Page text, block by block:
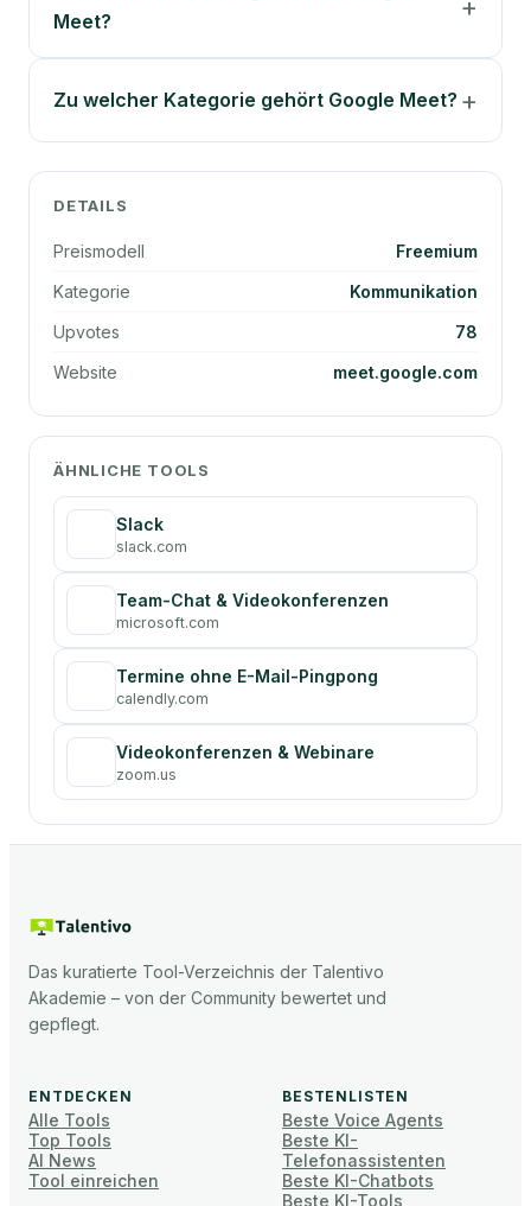
Meet?
Zu welcher Kategorie gehört Google Meet?
DETAILS
Preismodell
Freemium
Kategorie
Kommunikation
Upvotes
78
Website
meet.google.com
ÄHNLICHE TOOLS
Slack
slack.com
Team-Chat & Videokonferenzen
microsoft.com
Termine ohne E-Mail-Pingpong
calendly.com
Videokonferenzen & Webinare
zoom.us
Das kuratierte Tool-Verzeichnis der Talentivo
Akademie – von der Community bewertet und
gepflegt.
ENTDECKEN
Alle Tools
Top Tools
AI News
Tool einreichen
BESTENLISTEN
Beste Voice Agents
Beste KI-
Telefonassistenten
Beste KI-Chatbots
Beste KI-Tools